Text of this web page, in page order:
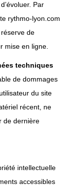
Par
rythmo-lyon.com
de
mise en ligne.
techniques
de dommages
du site
récent, ne
de dernière
intellectuelle
accessibles